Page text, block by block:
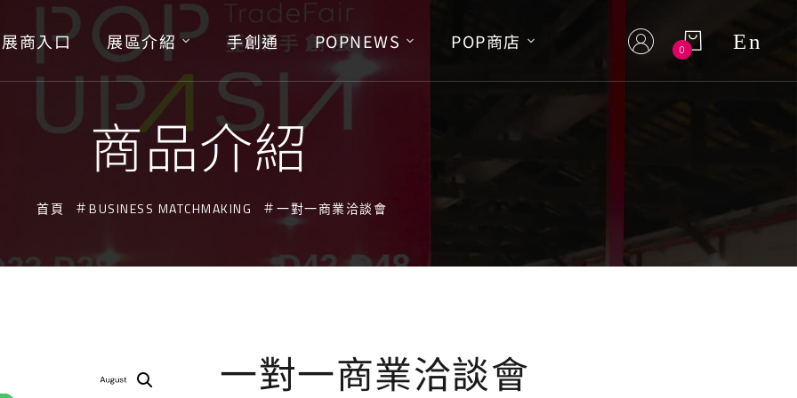
展商入口 展區介紹 手創通 POPNEWS POP商店 0 En
商品介紹
首頁 BUSINESS MATCHMAKING 一對一商業洽談會
一對一商業洽談會